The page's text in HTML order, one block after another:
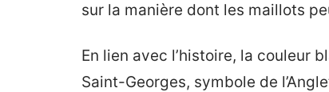
sur la manière dont les maillots
En lien avec l’histoire, la couleur
Saint-Georges, symbole de